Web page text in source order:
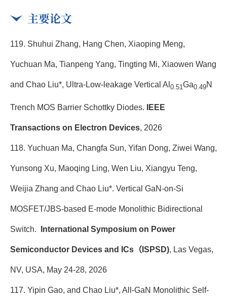
主要论文
119. Shuhui Zhang, Hang Chen, Xiaoping Meng,
Yuchuan Ma, Tianpeng Yang, Tingting Mi, Xiaowen Wang
and Chao Liu*, Ultra-Low-leakage Vertical Al 0.51Ga0.49N
Trench MOS Barrier Schottky Diodes. IEEE
Transactions on Electron Devices, 2026
118. Yuchuan Ma, Changfa Sun, Yifan Dong, Ziwei Wang,
Yunsong Xu, Maoqing Ling, Wen Liu, Xiangyu Teng,
Weijia Zhang and Chao Liu*. Vertical GaN-on-Si
MOSFET/JBS-based E-mode Monolithic Bidirectional
Switch. International Symposium on Power
Semiconductor Devices and ICs（ISPSD), Las Vegas,
NV, USA, May 24-28, 2026
117. Yipin Gao, and Chao Liu*, All-GaN Monolithic Self-